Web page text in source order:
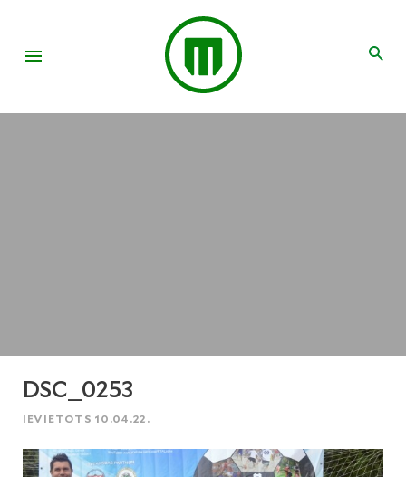
DSC_0253
IEVIETOTS 10.04.22.